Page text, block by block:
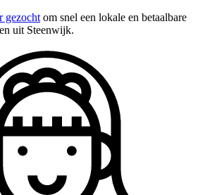
gezocht om snel een lokale en betaalbare
uit Steenwijk.